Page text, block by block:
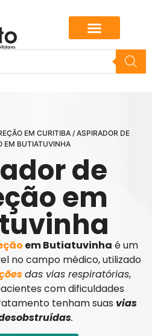
EM CURITIBA / ASPIRADOR DE
EM BUTIATUVINHA
de
em
em Butiatuvinha é um
no campo médico, utilizado
das vias respiratórias,
com dificuldades
tenham suas vias
.